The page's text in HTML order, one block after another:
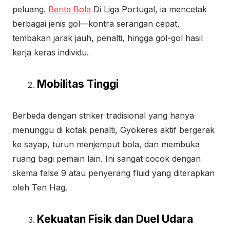
peluang. Berita Bola Di Liga Portugal, ia mencetak
berbagai jenis gol—kontra serangan cepat,
tembakan jarak jauh, penalti, hingga gol-gol hasil
kerja keras individu.
Mobilitas Tinggi
Berbeda dengan striker tradisional yang hanya
menunggu di kotak penalti, Gyökeres aktif bergerak
ke sayap, turun menjemput bola, dan membuka
ruang bagi pemain lain. Ini sangat cocok dengan
skema false 9 atau penyerang fluid yang diterapkan
oleh Ten Hag.
Kekuatan Fisik dan Duel Udara